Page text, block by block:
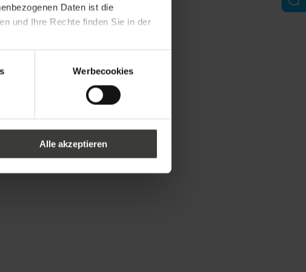
Daten ist die
und Ihre Rechte finden Sie in der
Werbecookies
Alle akzeptieren